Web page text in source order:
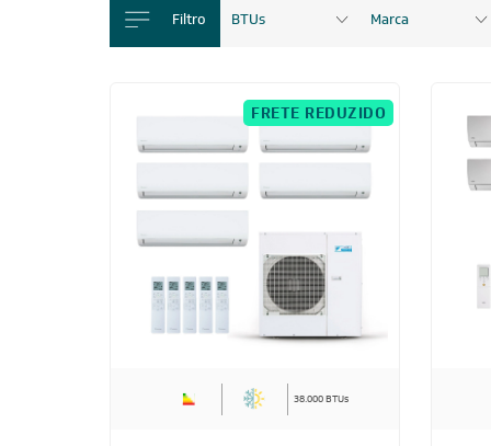
Filtro BTUs Marca
FRETE REDUZIDO
38.000 BTUs